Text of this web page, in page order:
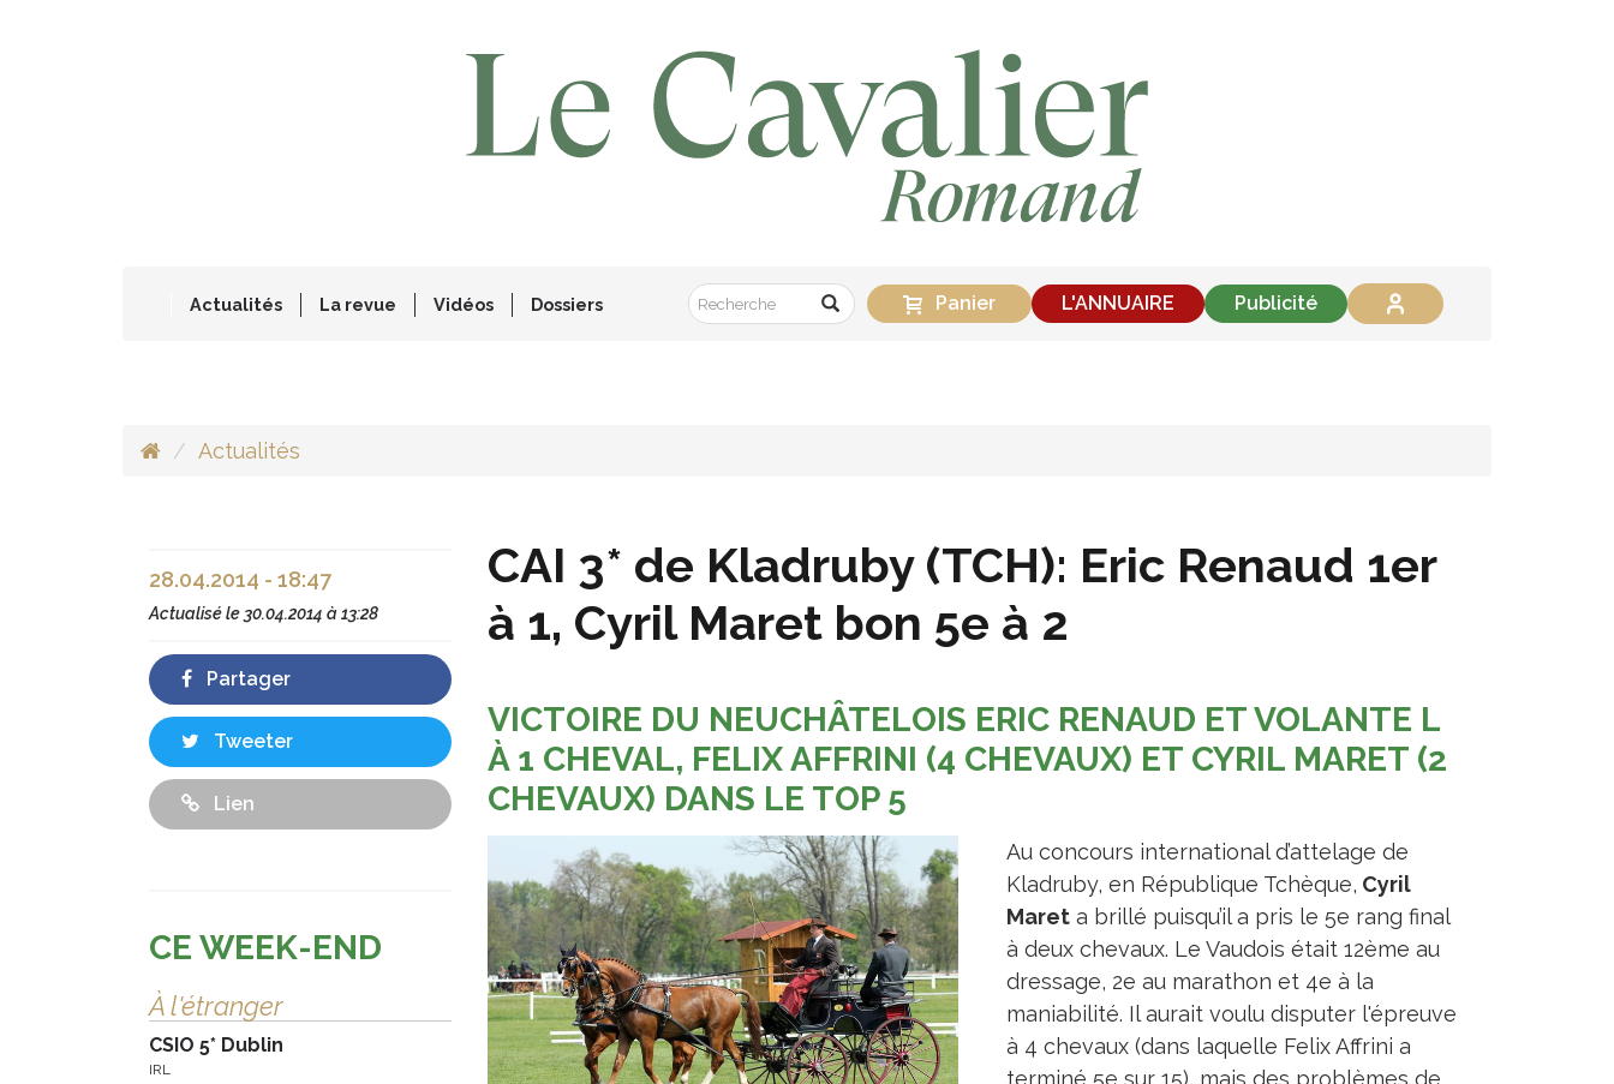
Actualités La revue Vidéos Dossiers Panier L'ANNUAIRE Publicité
Actualités
CAI 3* de Kladruby (TCH): Eric Renaud 1er
à 1, Cyril Maret bon 5e à 2
VICTOIRE DU NEUCHÂTELOIS ERIC RENAUD ET VOLANTE L
À 1 CHEVAL, FELIX AFFRINI (4 CHEVAUX) ET CYRIL MARET (2
CHEVAUX) DANS LE TOP 5
Au concours international d’attelage de
Kladruby, en République Tchèque, Cyril
Mareta brillé puisqu’il a pris le 5e rang final
à deux chevaux. Le Vaudois était 12ème au
dressage, 2e au marathon et 4e à la
maniabilité. Il aurait voulu disputer l'épreuve
à 4 chevaux (dans laquelle Felix Affrini a
28.04.2014 - 18:47
Actualisé le 30.04.2014 à 13:28
Partager
Tweeter
Lien
CE WEEK-END
À l'étranger
CSIO 5* Dublin
IRL